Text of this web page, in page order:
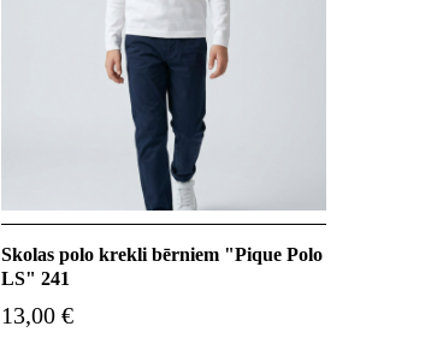
Skolas polo krekli bērniem "Pique Polo
LS" 241
13,00 €